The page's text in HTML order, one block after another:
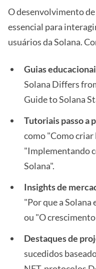
O desenvolvimento
essencial para
usuários da Solana.
Guias
Solana Differs
Guide to Solana
Tutoriais passo a
como "Como criar
"Implementando
Solana".
Insights de
"Por que a Solana
ou "O
Destaques de
sucedidos